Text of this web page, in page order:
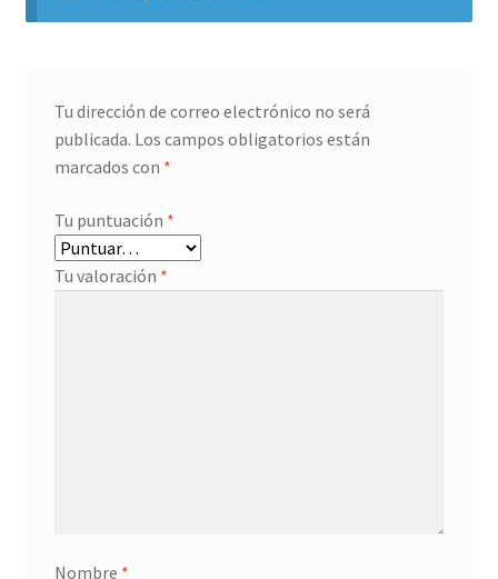
Tu dirección de correo electrónico no será
publicada. Los campos obligatorios están
marcados con *
Tu puntuación *
Tu valoración *
Nombre *